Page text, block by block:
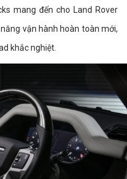
mang đến cho Land Rover
vận hành hoàn toàn mới,
khắc nghiệt.